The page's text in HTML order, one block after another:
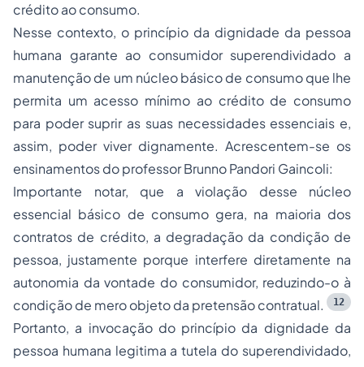
crédito ao consumo.
Nesse contexto, o princípio da dignidade da pessoa
humana garante ao consumidor superendividado a
manutenção de um núcleo básico de consumo que lhe
permita um acesso mínimo ao crédito de consumo
para poder suprir as suas necessidades essenciais e,
assim, poder viver dignamente. Acrescentem-se os
ensinamentos do professor Brunno Pandori Gaincoli:
Importante notar, que a violação desse núcleo
essencial básico de consumo gera, na maioria dos
contratos de crédito, a degradação da condição de
pessoa, justamente porque interfere diretamente na
autonomia da vontade do consumidor, reduzindo-o à
condição de mero objeto da pretensão contratual.
12
Portanto, a invocação do princípio da dignidade da
pessoa humana legitima a tutela do superendividado,